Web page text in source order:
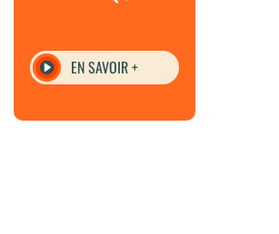
EN SAVOIR +